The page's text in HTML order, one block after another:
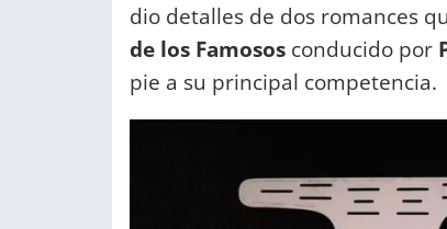
dio detalles de dos romances
de los Famosos conducido por
pie a su principal competencia.